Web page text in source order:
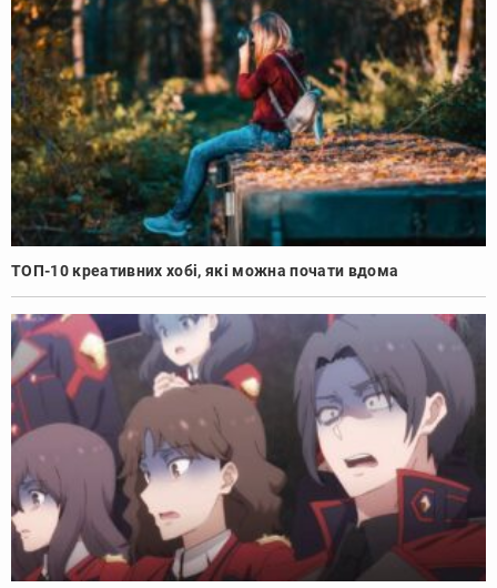
ТОП-10 креативних хобі, які можна почати вдома